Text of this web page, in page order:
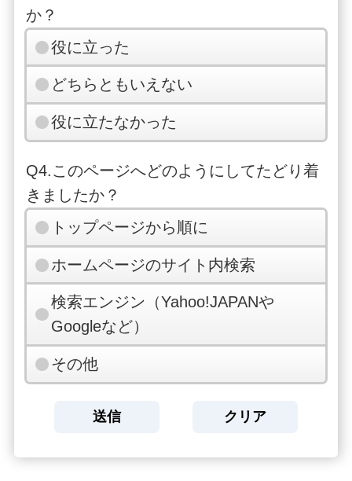
か？
役に立った
どちらともいえない
役に立たなかった
Q4.このページへどのようにしてたどり着
きましたか？
トップページから順に
ホームページのサイト内検索
検索エンジン（Yahoo!JAPANや
Googleなど）
その他